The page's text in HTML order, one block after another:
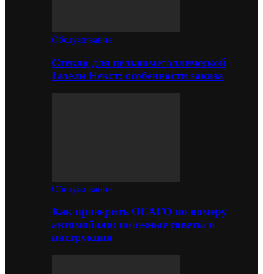
Обслуживание
Стекло для цельнометаллической
Газели Некст: особенности заказа
Обслуживание
Как проверить ОСАГО по номеру
автомобиля: полезные советы и
инструкция